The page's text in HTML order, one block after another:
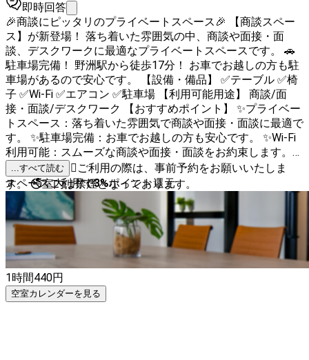
即時回答
🎉商談にピッタリのプライベートスペース🎉 【商談スペー
ス】が新登場！ 落ち着いた雰囲気の中、商談や面接・面
談、デスクワークに最適なプライベートスペースです。 🚗
駐車場完備！ 野洲駅から徒歩17分！ お車でお越しの方も駐
車場があるので安心です。 【設備・備品】 ✅テーブル ✅椅
子 ✅Wi-Fi ✅エアコン ✅駐車場 【利用可能用途】 商談/面
接・面談/デスクワーク 【おすすめポイント】 ✨プライベー
トスペース：落ち着いた雰囲気で商談や面接・面談に最適で
す。 ✨駐車場完備：お車でお越しの方も安心です。 ✨Wi-Fi
利用可能：スムーズな商談や面接・面談をお約束します。
【その他】 🙇‍♀️ご利用の際は、事前予約をお願いいたしま
す。 🚭室内は禁煙となっております。
...すべて読む
スペースご利用で3%ポイント還元
1時間440円
空室カレンダーを見る